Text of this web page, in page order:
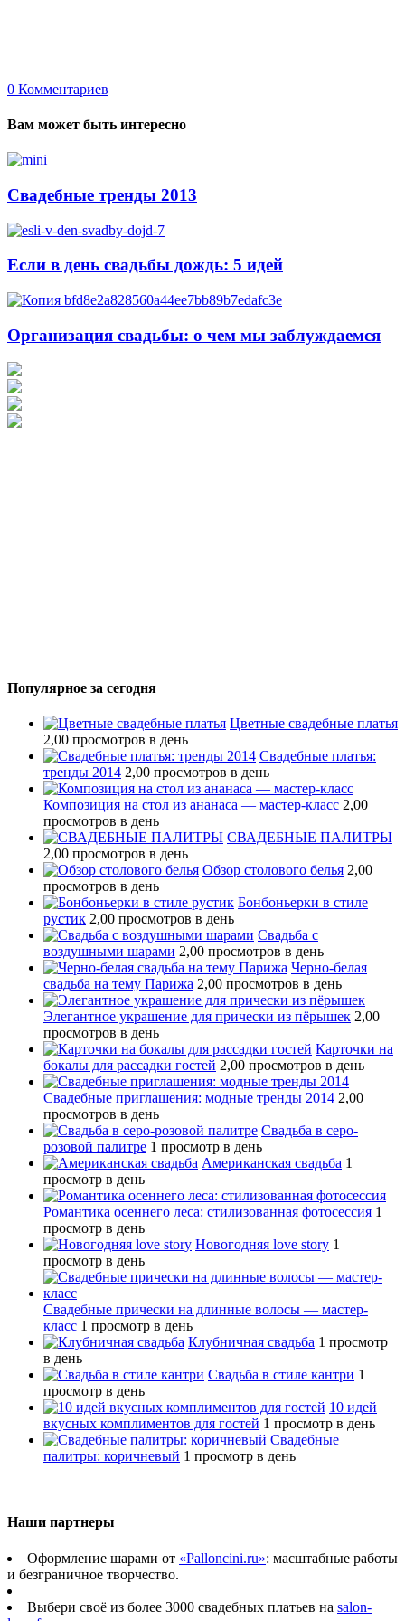
0 Комментариев
Вам может быть интересно
Свадебные тренды 2013
Если в день свадьбы дождь: 5 идей
Организация свадьбы: о чем мы заблуждаемся
Популярное за сегодня
Цветные свадебные платья
2,00 просмотров в день
Свадебные платья:
тренды 2014 2,00 просмотров в день
Композиция на стол из ананаса — мастер-класс 2,00
просмотров в день
СВАДЕБНЫЕ ПАЛИТРЫ
2,00 просмотров в день
Обзор столового белья 2,00
просмотров в день
Бонбоньерки в стиле
рустик 2,00 просмотров в день
Свадьба с
воздушными шарами 2,00 просмотров в день
Черно-белая
свадьба на тему Парижа 2,00 просмотров в день
Элегантное украшение для прически из пёрышек 2,00
просмотров в день
Карточки на
бокалы для рассадки гостей 2,00 просмотров в день
Свадебные приглашения: модные тренды 2014 2,00
просмотров в день
Свадьба в серо-
розовой палитре 1 просмотр в день
Американская свадьба 1
просмотр в день
Романтика осеннего леса: стилизованная фотосессия 1
просмотр в день
Новогодняя love story 1
просмотр в день
Свадебные прически на длинные волосы — мастер-
класс 1 просмотр в день
Клубничная свадьба 1 просмотр
в день
Свадьба в стиле кантри 1
просмотр в день
10 идей
вкусных комплиментов для гостей 1 просмотр в день
Свадебные
палитры: коричневый 1 просмотр в день
Наши партнеры
Оформление шарами от «Palloncini.ru»: масштабные работы
и безграничное творчество.
Выбери своё из более 3000 свадебных платьев на salon-